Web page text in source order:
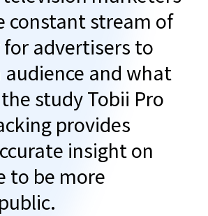
constant stream of
advertisers to
and what
study Tobii Pro
provides
insight on
to be more